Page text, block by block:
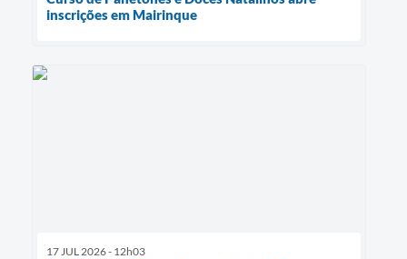
inscrições em Mairinque
17 JUL 2026 - 12h03